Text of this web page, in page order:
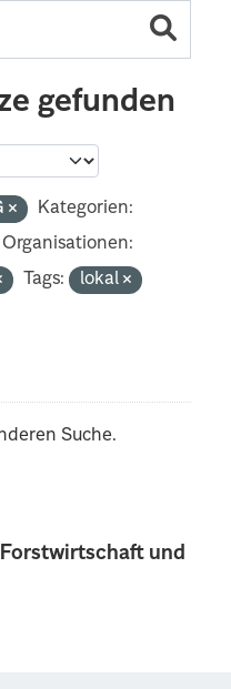
und
gefunden
Kategorien:
Organisationen:
Tags:
lokal
Suche.